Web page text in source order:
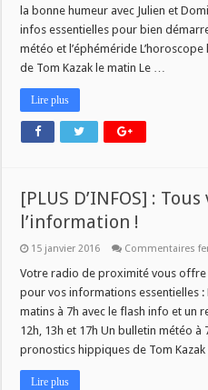
la bonne humeur avec Julien et
infos essentielles pour bien
météo et l’éphéméride
de Tom Kazak le matin Le …
Lire plus
[PLUS D’INFOS] :
l’information !
15 janvier 2016 Commentaires
Votre radio de proximité vous
pour vos informations essentielles
matins à 7h avec le flash info et un
12h, 13h et 17h Un bulletin météo à
pronostics hippiques de Tom
Lire plus